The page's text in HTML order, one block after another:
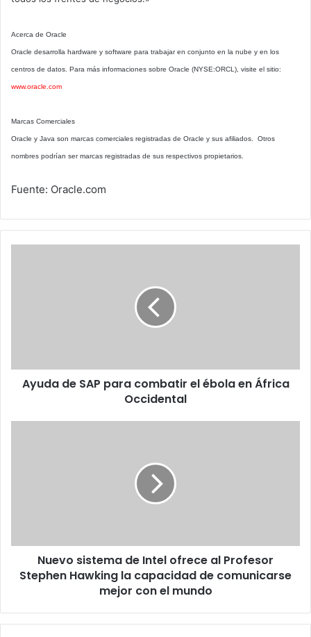
Acerca de Oracle
Oracle desarrolla hardware y software para trabajar en conjunto en la nube y en los
centros de datos. Para más informaciones sobre Oracle (NYSE:ORCL), visite el sitio:
www.oracle.com
Marcas Comerciales
Oracle y Java son marcas comerciales registradas de Oracle y sus afiliados. Otros
nombres podrían ser marcas registradas de sus respectivos propietarios.
Fuente: Oracle.com
África
Occidental
Ayuda de SAP para combatir el ébola en África
Occidental
Hawking
capacidad
mejor
Nuevo sistema de Intel ofrece al Profesor
Stephen Hawking la capacidad de comunicarse
mejor con el mundo